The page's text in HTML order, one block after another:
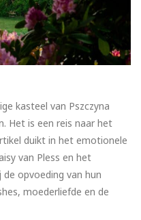
kasteel van Pszczyna
Het is een reis naar het
duikt in het emotionele
van Pless en het
opvoeding van hun
moederliefde en de